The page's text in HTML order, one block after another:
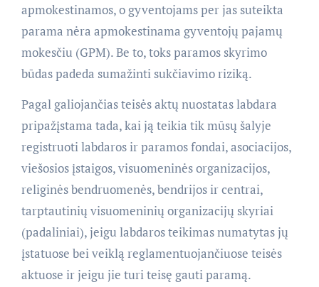
apmokestinamos, o gyventojams per jas suteikta
parama nėra apmokestinama gyventojų pajamų
mokesčiu (GPM). Be to, toks paramos skyrimo
būdas padeda sumažinti sukčiavimo riziką.
Pagal galiojančias teisės aktų nuostatas labdara
pripažįstama tada, kai ją teikia tik mūsų šalyje
registruoti labdaros ir paramos fondai, asociacijos,
viešosios įstaigos, visuomeninės organizacijos,
religinės bendruomenės, bendrijos ir centrai,
tarptautinių visuomeninių organizacijų skyriai
(padaliniai), jeigu labdaros teikimas numatytas jų
įstatuose bei veiklą reglamentuojančiuose teisės
aktuose ir jeigu jie turi teisę gauti paramą.